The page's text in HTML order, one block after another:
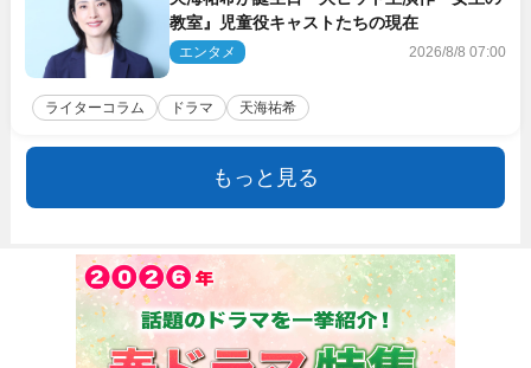
教室』児童役キャストたちの現在
エンタメ 2026/8/8 07:00
ライターコラム ドラマ 天海祐希
もっと見る